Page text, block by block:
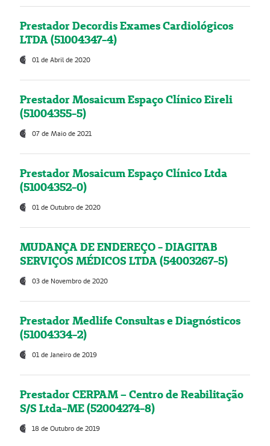
Prestador Decordis Exames Cardiológicos
LTDA (51004347-4)
01 de Abril de 2020
Prestador Mosaicum Espaço Clínico Eireli
(51004355-5)
07 de Maio de 2021
Prestador Mosaicum Espaço Clínico Ltda
(51004352-0)
01 de Outubro de 2020
MUDANÇA DE ENDEREÇO - DIAGITAB
SERVIÇOS MÉDICOS LTDA (54003267-5)
03 de Novembro de 2020
Prestador Medlife Consultas e Diagnósticos
(51004334-2)
01 de Janeiro de 2019
Prestador CERPAM – Centro de Reabilitação
S/S Ltda-ME (52004274-8)
18 de Outubro de 2019